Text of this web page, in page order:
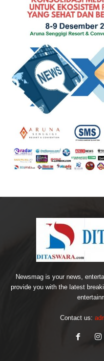
Newsmag is your news,
provide you with the latest
Contact us: